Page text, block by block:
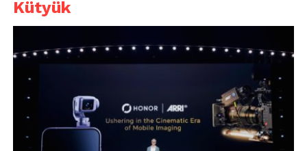
Kütyük